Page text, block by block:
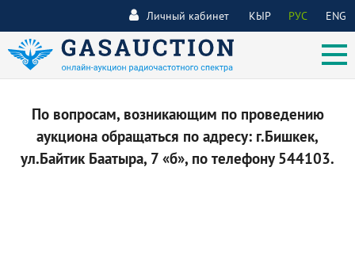
КЫР РУС ENG
Личный кабинет
По вопросам, возникающим по проведению
аукциона обращаться по адресу: г.Бишкек,
ул.Байтик Баатыра, 7 «б», по телефону 544103.